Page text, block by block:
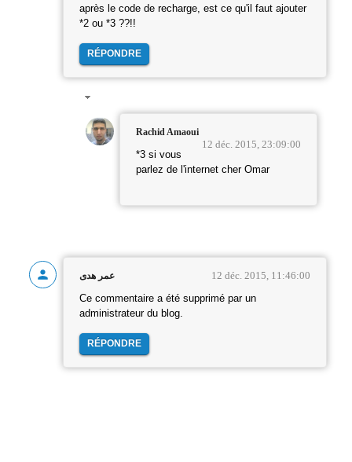
après le code de recharge, est ce qu'il faut ajouter
*2 ou *3 ??!!
RÉPONDRE
Rachid Amaoui
12 déc. 2015, 23:09:00
*3 si vous
parlez de l'internet cher Omar
عمر هدى 12 déc. 2015, 11:46:00
Ce commentaire a été supprimé par un
administrateur du blog.
RÉPONDRE